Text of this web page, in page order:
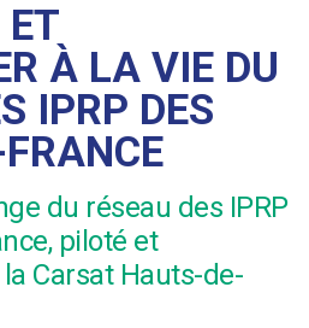
ET
À LA VIE DU
IPRP DES
du réseau des IPRP
piloté et
Carsat Hauts-de-